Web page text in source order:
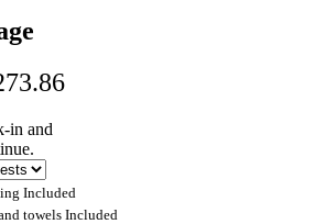
in and
Included
towels Included